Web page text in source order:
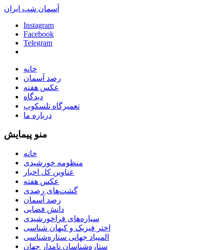
آسمان شب ایران
Instagram
Facebook
Telegram
خانه
رصد آسمان
عکس هفته
دیدگاه
تعمیرگاه تلسکوپ
درباره ما
منو پیمایش
خانه
منظومه خورشیدی
عناوین کل اخبار
عکس هفته
گشت‌های رصدی
رصد آسمان
دانش فضایی
سیاره‌های فراخورشیدی
اختر فیزیک و کیهان شناسی
المپیاد جهانی ستاره‌شناسی
ستاره‌شناسان نامدار جهان